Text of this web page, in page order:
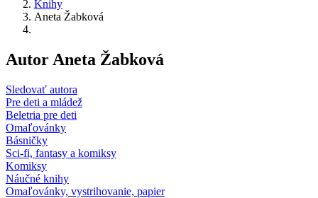
Knihy
Aneta Žabková
Autor Aneta Žabková
Sledovať autora
Pre deti a mládež
Beletria pre deti
Omaľovánky
Básničky
Sci-fi, fantasy a komiksy
Komiksy
Náučné knihy
Omaľovánky, vystrihovanie, papier